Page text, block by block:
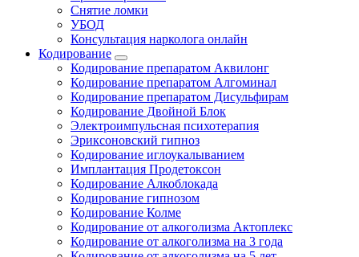
Снятие ломки
УБОД
Консультация нарколога онлайн
Кодирование
Кодирование препаратом Аквилонг
Кодирование препаратом Алгоминал
Кодирование препаратом Дисульфирам
Кодирование Двойной Блок
Электроимпульсная психотерапия
Эриксоновский гипноз
Кодирование иглоукалыванием
Имплантация Продетоксон
Кодирование Алкоблокада
Кодирование гипнозом
Кодирование Колме
Кодирование от алкоголизма Актоплекс
Кодирование от алкоголизма на 3 года